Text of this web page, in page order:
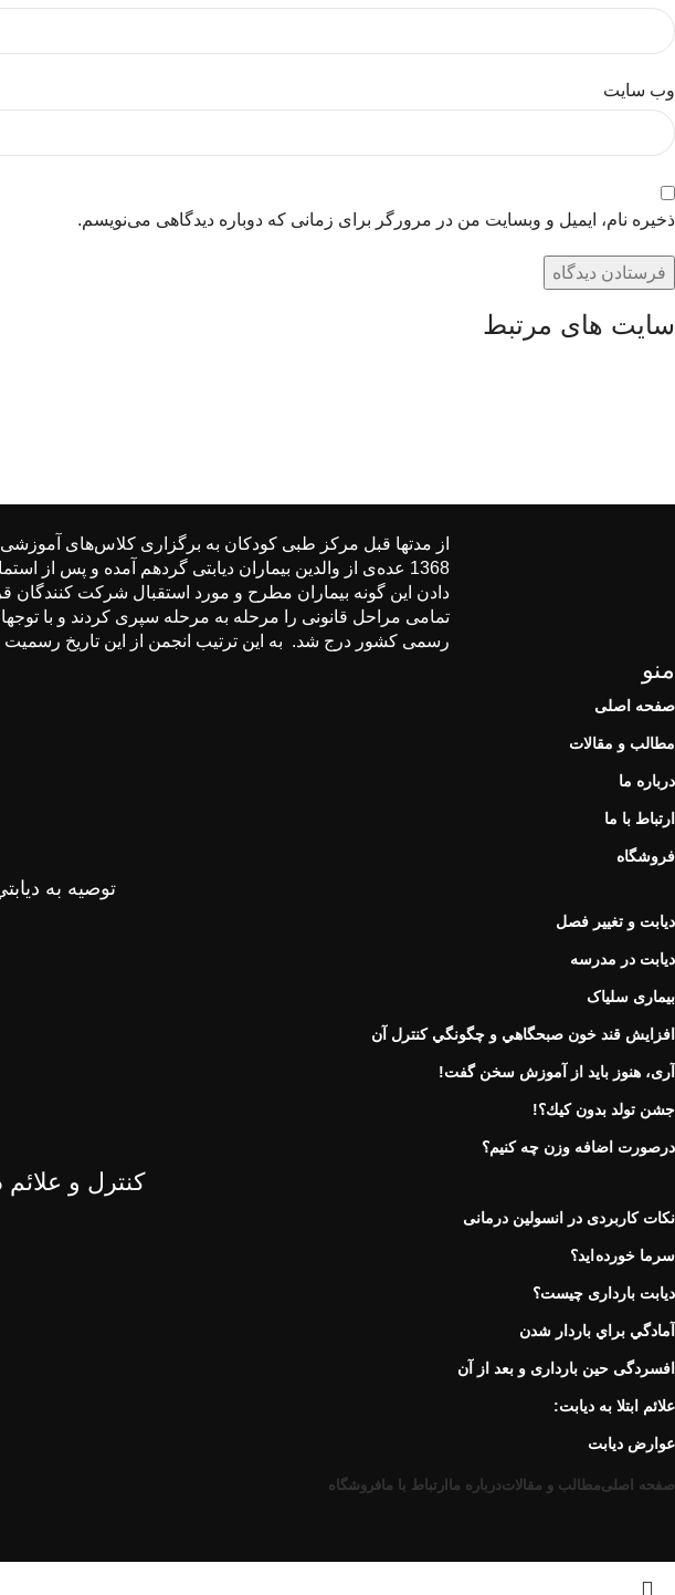
وب‌ سایت
ذخیره نام، ایمیل و وبسایت من در مرورگر برای زمانی که دوباره دیدگاهی می‌نویسم.
سایت های مرتبط
از مدتها قبل مركز طبی كودكان به برگزاری كلاس‌های
1368 عده‌ی از والدین بیماران دیابتی گردهم آمده و پس
دادن این گونه بیماران مطرح و مورد استقبال شركت كنندگان
رسمی كشور درج شد. به این ترتیب انجمن از این تاریخ رسمیت
منو
صفحه اصلی
مطالب و مقالات
درباره ما
ارتباط با ما
فروشگاه
توصيه به
دیابت و تغییر فصل
دیابت در مدرسه
بیماری سلیاک
افزايش قند خون صبحگاهي و چگونگي كنترل آن
آری، هنوز باید از آموزش سخن گفت!
جشن تولد بدون كيك؟!
درصورت اضافه وزن چه کنیم؟
کنترل و علائم
نكات كاربردی در انسولين درمانی
سرما خورده اید؟
دیابت بارداری چیست؟
آمادگي براي باردار شدن
افسردگی حین بارداری و بعد از آن
علائم ابتلا به دیابت:
عوارض ديابت
صفحه اصلیمطالب و مقالاتدرباره ما ارتباط با ما فروشگاه